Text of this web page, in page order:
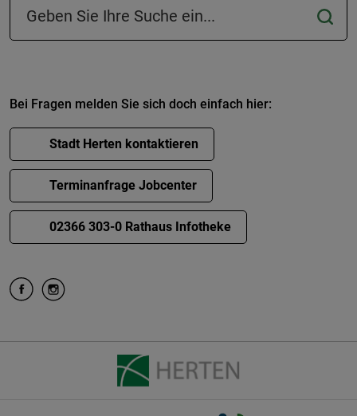
Suchfeld in der Fußzeile
Bei Fragen melden Sie sich doch einfach hier:
Stadt Herten kontaktieren
Terminanfrage Jobcenter
02366 303-0 Rathaus Infotheke